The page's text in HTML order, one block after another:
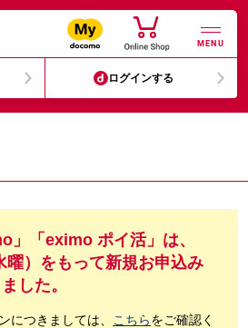
MENU
ログインする
」「eximo ポイ活」は、
曜）をもって新規お申込み
した。
につきましては、 こちらをご確認く